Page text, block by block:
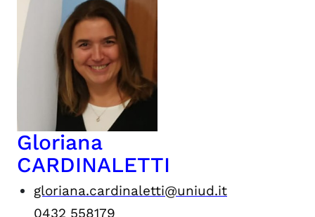
Gloriana
CARDINALETTI
gloriana.cardinaletti@uniud.it
0432 558179